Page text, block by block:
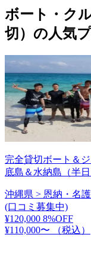
ボート・ク
切）の人気
完全貸切ボート＆
底島＆水納島（半日
沖縄県 > 恩納・名
(口コミ募集中)
¥120,000 8%OFF
¥110,000〜
（税込）